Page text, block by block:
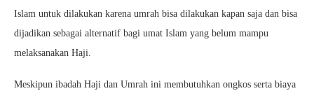
Islam untuk dilakukan karena umrah bisa dilakukan kapan saja dan bisa
dijadikan sebagai alternatif bagi umat Islam yang belum mampu
melaksanakan Haji.
Meskipun ibadah Haji dan Umrah ini membutuhkan ongkos serta biaya